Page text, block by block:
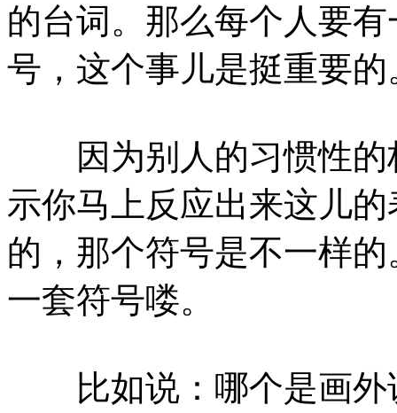
的台词。那么每个人要
号，这个事儿是挺重要的
因为别人的习惯性的
示你马上反应出来这儿
的，那个符号是不一样
一套符号喽。
比如说：哪个是画外